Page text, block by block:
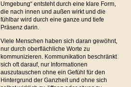
Umgebung“ entsteht durch eine klare Form,
die nach innen und außen wirkt und die
fühlbar wird durch eine ganze und tiefe
Präsenz darin.
Viele Menschen haben sich daran gewöhnt,
nur durch oberflächliche Worte zu
kommunizieren. Kommunikation beschränkt
sich oft darauf, nur Informationen
auszutauschen ohne ein Gefühl für den
Hintergrund der Ganzheit und ohne sich